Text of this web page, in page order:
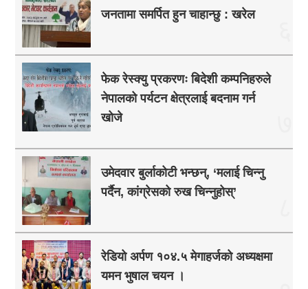
जनतामा समर्पित हुन चाहान्छु : खरेल
फेक रेस्क्यु प्रकरणः बिदेशी कम्पनिहरुले
नेपालको पर्यटन क्षेत्रलाई बदनाम गर्न
खोजे
उमेदवार बुर्लाकोटी भन्छन्, ‘मलाई चिन्नु
पर्दैन, कांग्रेसको रुख चिन्नुहोस्’
रेडियो अर्पण १०४.५ मेगाहर्जको अध्यक्षमा
यमन भुषाल चयन ।